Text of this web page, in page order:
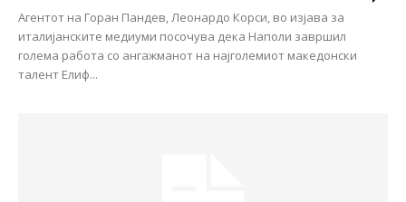
Агентот на Горан Пандев, Леонардо Корси, во изјава за
италијанските медиуми посочува дека Наполи завршил
голема работа со ангажманот на најголемиот македонски
талент Елиф...